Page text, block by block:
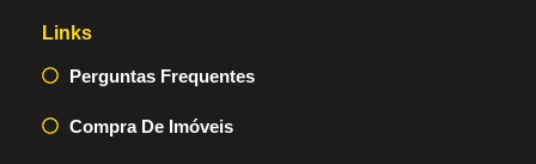
Links
Perguntas Frequentes
Compra De Imóveis